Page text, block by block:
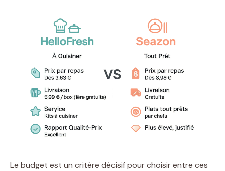
Le budget est un critère décisif pour choisir entre ces